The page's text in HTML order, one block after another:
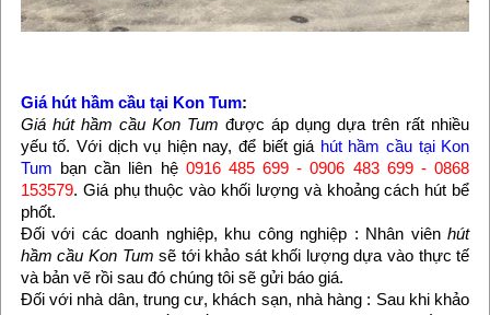
Giá hút hầm cầu tại Kon Tum:
Giá hút hầm cầu Kon Tum được áp dụng dựa trên rất nhiều
yếu tố. Với dịch vụ hiện nay, để biết giá hút hầm cầu tại Kon
Tum bạn cần liên hệ 0916 485 699 - 0906 483 699 - 0868
153579. Giá phụ thuộc vào khối lượng và khoảng cách hút bể
phốt.
Đối với các doanh nghiệp, khu công nghiệp : Nhân viênhút
hầm cầu Kon Tum sẽ tới khảo sát khối lượng dựa vào thực tế
và bản vẽ rồi sau đó chúng tôi sẽ gửi báo giá.
Đối với nhà dân, trung cư, khách sạn, nhà hàng : Sau khi khảo